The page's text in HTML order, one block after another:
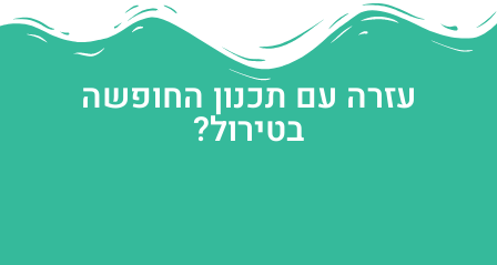
עזרה עם תכנון החופשה
בטירול?